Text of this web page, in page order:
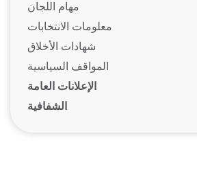
مهام اللجان
معلومات الانتخابات
شهادات الأخلاق
المواقف السياسية
الإعلانات العامة
الشفافية